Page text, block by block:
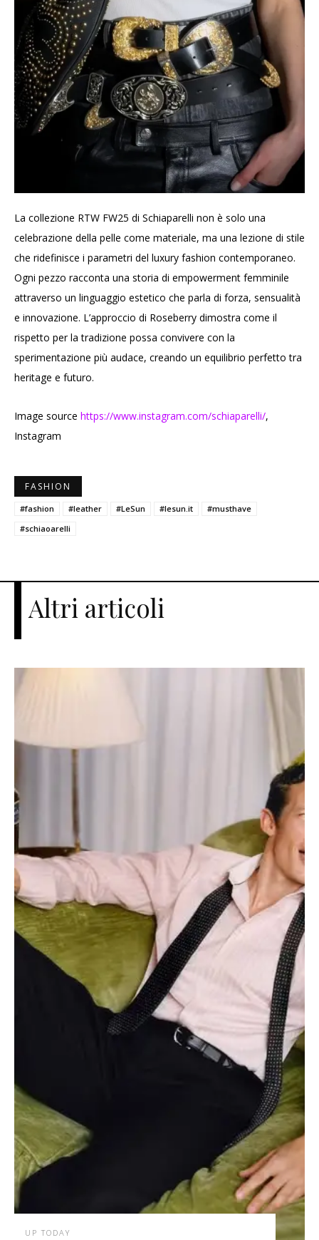
La collezione RTW FW25 di Schiaparelli non è solo una
celebrazione della pelle come materiale, ma una lezione di stile
che ridefinisce i parametri del luxury fashion contemporaneo.
Ogni pezzo racconta una storia di empowerment femminile
attraverso un linguaggio estetico che parla di forza, sensualità
e innovazione. L’approccio di Roseberry dimostra come il
rispetto per la tradizione possa convivere con la
sperimentazione più audace, creando un equilibrio perfetto tra
heritage e futuro.
Image source https://www.instagram.com/schiaparelli/,
Instagram
FASHION
#fashion #leather #LeSun #lesun.it
#musthave
#schiaoarelli
Altri articoli
UP TODAY